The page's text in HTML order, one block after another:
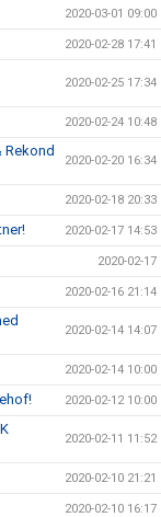
2020-03-01 09:00
2020-02-28 17:41
2020-02-25 17:34
2020-02-24 10:48
Rekond
2020-02-20 16:34
2020-02-18 20:33
2020-02-17 14:53
2020-02-17
2020-02-16 21:14
2020-02-14 14:07
2020-02-14 10:00
2020-02-12 10:00
2020-02-11 11:52
2020-02-10 21:21
2020-02-10 16:17